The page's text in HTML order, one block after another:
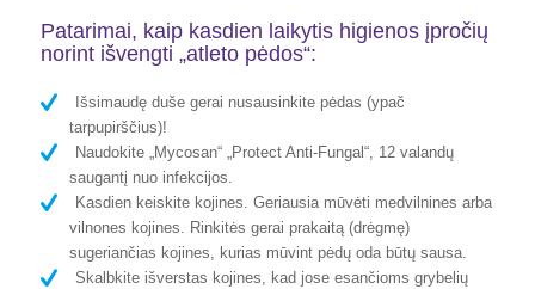
Patarimai, kaip kasdien laikytis higienos įpročių
norint išvengti „atleto pėdos“:
Išsimaudę duše gerai nusausinkite pėdas (ypač
tarpupirščius)!
Naudokite „Mycosan“ „Protect Anti-Fungal“, 12 valandų
saugantį nuo infekcijos.
Kasdien keiskite kojines. Geriausia mūvėti medvilnines arba
vilnones kojines. Rinkitės gerai prakaitą (drėgmę)
sugeriančias kojines, kurias mūvint pėdų oda būtų sausa.
Skalbkite išverstas kojines, kad jose esančioms grybelių